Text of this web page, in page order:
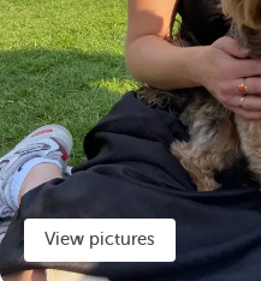
View pictures